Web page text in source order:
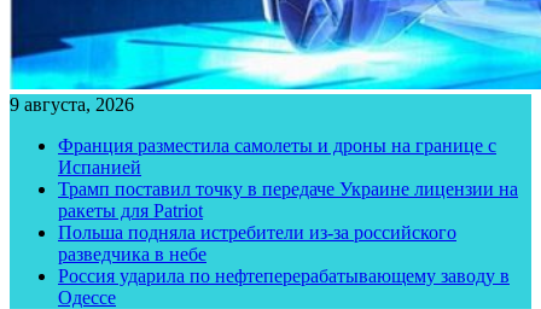
9 августа, 2026
Франция разместила самолеты и дроны на границе с
Испанией
Трамп поставил точку в передаче Украине лицензии на
ракеты для Patriot
Польша подняла истребители из-за российского
разведчика в небе
Россия ударила по нефтеперерабатывающему заводу в
Одессе